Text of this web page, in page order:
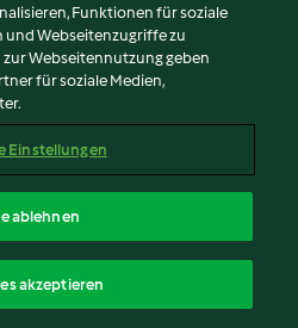
Schoko-Crush
Funktionen für soziale
und Webseitenzugriffe zu
Webseitennutzung geben
für soziale Medien,
Einstellungen
ablehnen
akzeptieren